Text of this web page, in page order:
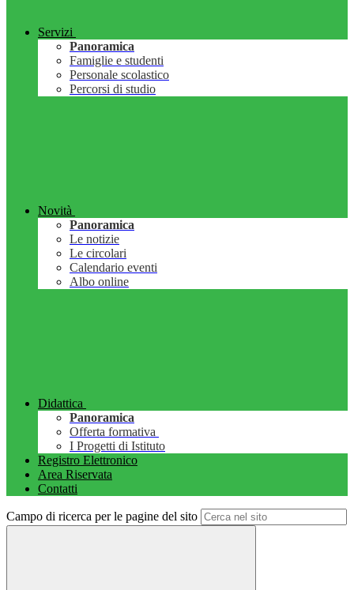
Servizi
Panoramica
Famiglie e studenti
Personale scolastico
Percorsi di studio
Novità
Panoramica
Le notizie
Le circolari
Calendario eventi
Albo online
Didattica
Panoramica
Offerta formativa
I Progetti di Istituto
Registro Elettronico
Area Riservata
Contatti
Campo di ricerca per le pagine del sito